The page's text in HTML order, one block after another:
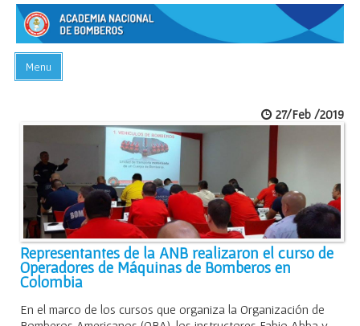
Menu
ACADEMIA
PREGUNTAS FRECUENTES
BIBLIOTECA
EVENTOS
CONTACTO
27/Feb /2019
Representantes de la ANB realizaron el curso de
Operadores de Máquinas de Bomberos en
Colombia
En el marco de los cursos que organiza la Organización de